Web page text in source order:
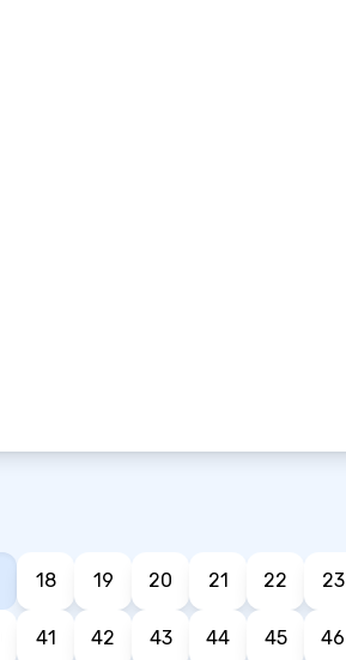
18 19 20 21 22 23
41 42 43 44 45 46